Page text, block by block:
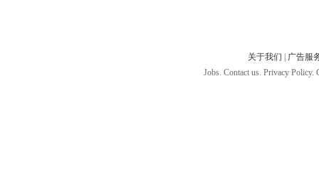
关于我们
广告服
Jobs. Contact us. Privacy